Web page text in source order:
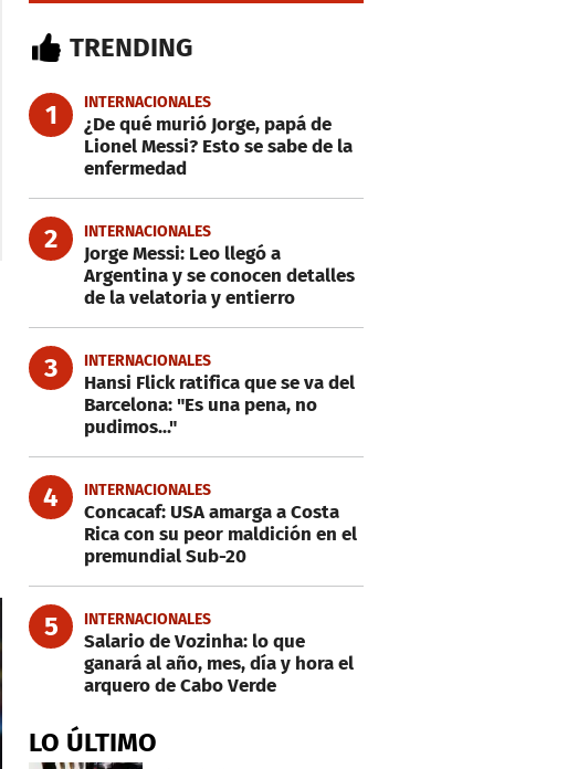
TRENDING
1 INTERNACIONALES
¿De qué murió Jorge, papá de
Lionel Messi? Esto se sabe de la
enfermedad
2 INTERNACIONALES
Jorge Messi: Leo llegó a
Argentina y se conocen detalles
de la velatoria y entierro
3 INTERNACIONALES
Hansi Flick ratifica que se va del
Barcelona: "Es una pena, no
pudimos..."
4 INTERNACIONALES
Concacaf: USA amarga a Costa
Rica con su peor maldición en el
premundial Sub-20
5 INTERNACIONALES
Salario de Vozinha: lo que
ganará al año, mes, día y hora el
arquero de Cabo Verde
LO ÚLTIMO